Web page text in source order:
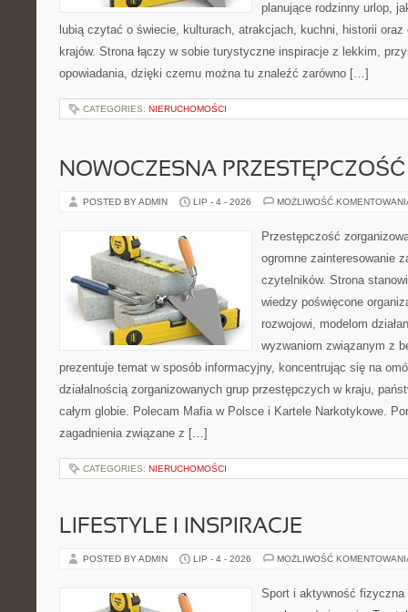
planujące rodzinny urlop,
lubią czytać o świecie, kulturach, atrakcjach, kuchni, historii
krajów. Strona łączy w sobie turystyczne inspiracje z lekkim,
opowiadania, dzięki czemu można tu znaleźć zarówno […]
CATEGORIES: NIERUCHOMOŚCI
NOWOCZESNA PRZESTĘPCZOŚĆ
POSTED BY ADMIN LIP - 4 - 2026 MOŻLIWOŚĆ
Przestępczość
ogromne zainteresowanie
czytelników. Strona
wiedzy poświęcone
rozwojowi, modelom
wyzwaniom związanym z
prezentuje temat w sposób informacyjny, koncentrując się na
działalnością zorganizowanych grup przestępczych w kraju,
całym globie. Polecam Mafia w Polsce i Kartele Narkotykowe.
zagadnienia związane z […]
CATEGORIES: NIERUCHOMOŚCI
LIFESTYLE I INSPIRACJE
POSTED BY ADMIN LIP - 4 - 2026 MOŻLIWOŚĆ
Sport i aktywność